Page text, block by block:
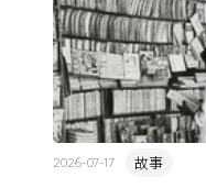
故事
2026-07-17